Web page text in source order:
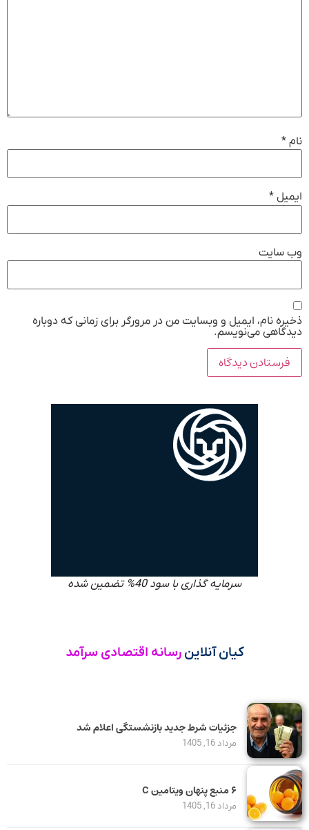
نام *
ایمیل *
وب‌ سایت
ذخیره نام، ایمیل و وبسایت من در مرورگر برای زمانی که دوباره
دیدگاهی می‌نویسم.
سرمایه گذاری با سود 40% تضمین شده
کیان آنلاین رسانه اقتصادی سرآمد
جزئیات شرط جدید بازنشستگی اعلام شد
مرداد 16, 1405
۶ منبع پنهان ویتامین C
مرداد 16, 1405